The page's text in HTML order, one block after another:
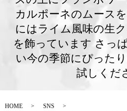
カルポーネのムース
にはライム風味の生
を飾っています さっ
い今の季節にぴった
試しくだ
HOME
SNS